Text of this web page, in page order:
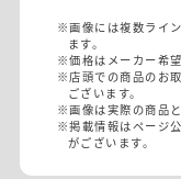
※画像には複数ライ
ます。
※価格はメーカー希
※店頭での商品のお
ございます。
※画像は実際の商品
※掲載情報はページ
がございます。